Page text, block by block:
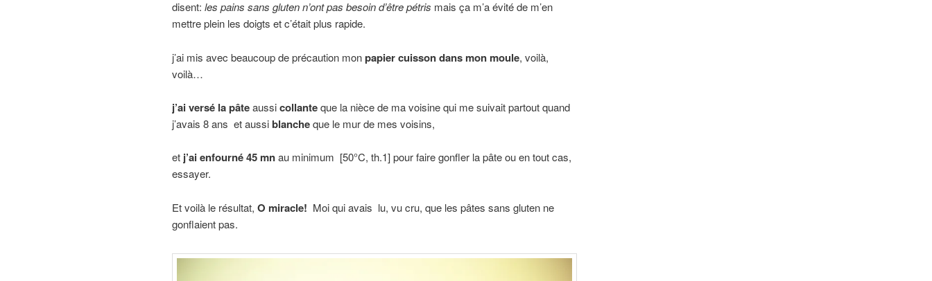
disent: les pains sans gluten n’ont pas besoin d’être pétris mais ça m’a évité de m’en
mettre plein les doigts et c’était plus rapide.
j’ai mis avec beaucoup de précaution monpapier cuisson dans mon moule, voilà,
voilà…
j’ai versé la pâteaussicollanteque la nièce de ma voisine qui me suivait partout quand
j’avais 8 ans et aussiblancheque le mur de mes voisins,
et j’ai enfourné 45 mnau minimum [50°C, th.1] pour faire gonfler la pâte ou en tout cas,
essayer.
Et voilà le résultat, O miracle! Moi qui avais lu, vu cru, que les pâtes sans gluten ne
gonflaient pas.